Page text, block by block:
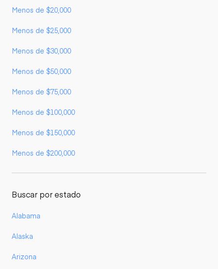
Menos de $20,000
Menos de $25,000
Menos de $30,000
Menos de $50,000
Menos de $75,000
Menos de $100,000
Menos de $150,000
Menos de $200,000
Buscar por estado
Alabama
Alaska
Arizona